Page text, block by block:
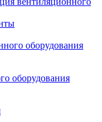
оборудования
оборудования